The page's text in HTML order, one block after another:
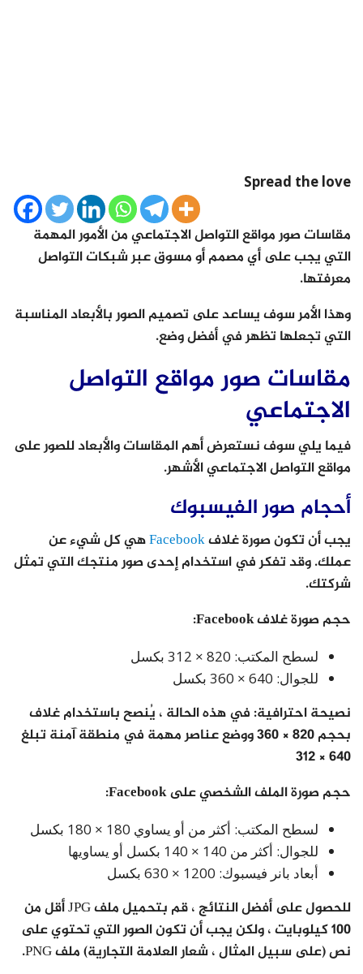
Spread the love
مقاسات صور مواقع التواصل الاجتماعي من الأمور المهمة
التي يجب على أي مصمم أو مسوق عبر شبكات التواصل
معرفتها.
وهذا الأمر سوف يساعد على تصميم الصور بالأبعاد المناسبة
التي تجعلها تظهر في أفضل وضع.
مقاسات صور مواقع التواصل
الاجتماعي
فيما يلي سوف نستعرض أهم المقاسات والأبعاد للصور على
مواقع التواصل الاجتماعي الأشهر.
أحجام صور الفيسبوك
يجب أن تكون صورة غلافFacebookهي كل شيء عن
عملك. وقد تفكر في استخدام إحدى صور منتجك التي تمثل
شركتك.
حجم صورة غلاف Facebook:
لسطح المكتب: 820 × 312 بكسل
للجوال: 640 × 360 بكسل
نصيحة احترافية: في هذه الحالة ، يُنصح باستخدام غلاف
بحجم 820 × 360 ووضع عناصر مهمة في منطقة آمنة تبلغ
640 × 312
حجم صورة الملف الشخصي على Facebook:
لسطح المكتب: أكثر من أو يساوي 180 × 180 بكسل
للجوال: أكثر من 140 × 140 بكسل أو يساويها
أبعاد بانر فيسبوك: 1200 × 630 بكسل
للحصول على أفضل النتائج ، قم بتحميل ملف JPG أقل من
100 كيلوبايت ، ولكن يجب أن تكون الصور التي تحتوي على
نص (على سبيل المثال ، شعار العلامة التجارية) ملف PNG.